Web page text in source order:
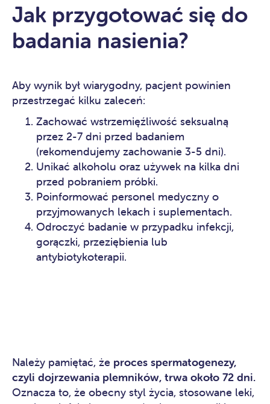
Jak przygotować się do
badania nasienia?
Aby wynik był wiarygodny, pacjent powinien
przestrzegać kilku zaleceń:
Zachować wstrzemięźliwość seksualną
przez 2-7 dni przed badaniem
(rekomendujemy zachowanie 3-5 dni).
Unikać alkoholu oraz używek na kilka dni
przed pobraniem próbki.
Poinformować personel medyczny o
przyjmowanych lekach i suplementach.
Odroczyć badanie w przypadku infekcji,
gorączki, przeziębienia lub
antybiotykoterapii.
Należy pamiętać, że proces spermatogenezy,
czyli dojrzewania plemników, trwa około 72 dni.
Oznacza to, że obecny styl życia, stosowane leki,